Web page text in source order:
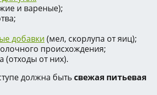
и вареные);
добавки (мел, скорлупа от яиц);
происхождения;
(отходы от них).
должна бытьсвежая питьевая